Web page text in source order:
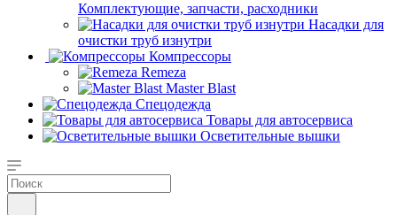
Комплектующие, запчасти, расходники
Насадки для
очистки труб изнутри
Компрессоры
Remeza
Master Blast
Спецодежда
Товары для автосервиса
Осветительные вышки